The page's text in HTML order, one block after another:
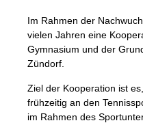
Im Rahmen der
vielen Jahren eine
Gymnasium und der
Zündorf.
Ziel der Kooperation ist
frühzeitig an den
im Rahmen des